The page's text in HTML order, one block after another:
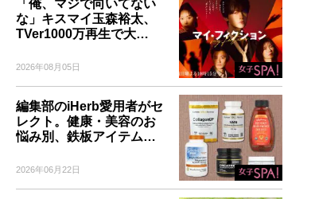
「俺、マジで向いてない
な」キスマイ玉森裕太、
TVer1000万再生で大…
2026年08月05日
編集部のiHerb愛用者がセ
レクト。健康・美容のお
悩み別、鉄板アイテム…
2026年06月22日